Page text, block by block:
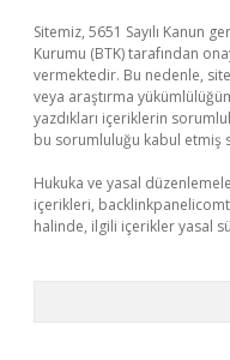
Sitemiz, 5651 Sayılı Kanun
Kurumu (BTK) tarafından
vermektedir. Bu nedenle,
veya araştırma
yazdıkları içeriklerin
bu sorumluluğu kabul etmiş
Hukuka ve yasal
içerikleri,
halinde, ilgili içerikler yasal